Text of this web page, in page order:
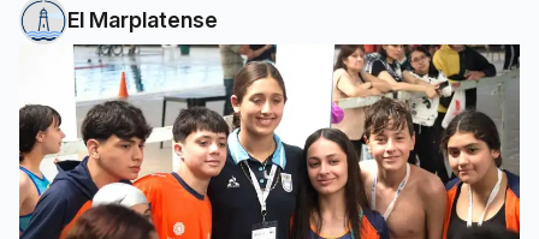
El Marplatense